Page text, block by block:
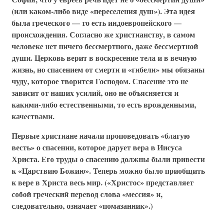
(или каком-либо виде «переселения душ»). Эта идея
была греческого — то есть индоевропейского —
происхождения. Согласно же христианству, в самом
человеке нет ничего бессмертного, даже бессмертной
души. Церковь верит в воскресение тела и в вечную
жизнь, но спасением от смерти и «гибели» мы обязаны
чуду, которое творится Господом. Спасение это не
зависит от наших усилий, оно не объясняется и
какими-либо естественными, то есть врожденными,
качествами.
Первые христиане начали проповедовать «благую
весть» о спасении, которое дарует вера в Иисуса
Христа. Его труды о спасению должны были привести
к «Царствию Божию». Теперь можно было приобщить
к вере в Христа весь мир. («Христос» представляет
собой греческий перевод слова «мессия» и,
следовательно, означает «помазанник».)